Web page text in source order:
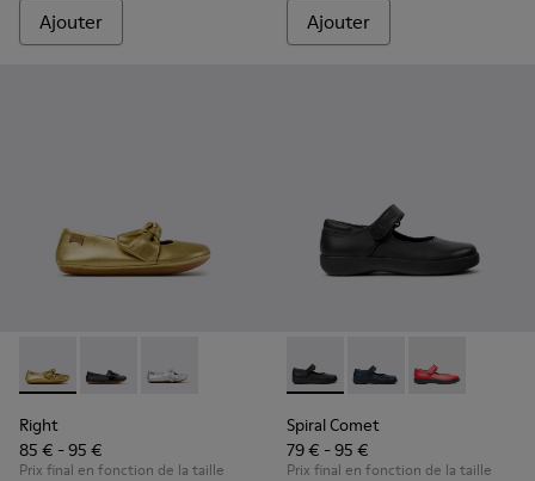
Ajouter Ajouter
Right - K800702-004 - Ballerines jaunes en cuir pour
Right - K800702-006 - Ballerines en cuir noir pour
Right - K800702-002 - Ballerines en cuir gris
Right
85 € - 95 €
Prix final en fonction de la taille
Spiral Comet - 80356-003 -
Spiral Comet -
Spiral Comet
Spiral Comet
79 € - 95 €
Prix final en fonction de la taille